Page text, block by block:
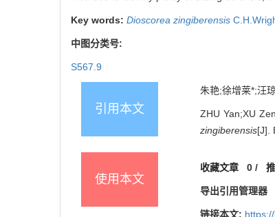
Key words: Dioscorea zingiberensis
中图分类号:
S567.9
引用本文
朱艳;徐增莱*;汪
ZHU Yan;XU
zingiberensis[J].
使用本文
收藏文章 0 /
导出引用管理器
链接本文: